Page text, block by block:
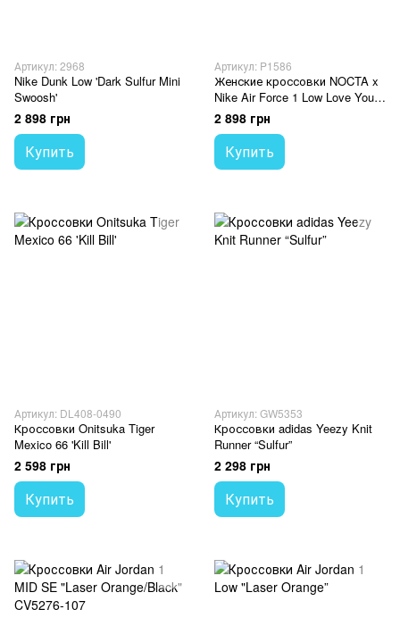
Артикул: 2968
Nike Dunk Low 'Dark Sulfur Mini
Swoosh'
2 898 грн
Купить
Артикул: P1586
Женские кроссовки NOCTA x
Nike Air Force 1 Low Love You
Forever "Yellow"
2 898 грн
Купить
Артикул: DL408-0490
Кроссовки Onitsuka Tiger
Mexico 66 'Kill Bill'
2 598 грн
Купить
Артикул: GW5353
Кроссовки adidas Yeezy Knit
Runner “Sulfur”
2 298 грн
Купить